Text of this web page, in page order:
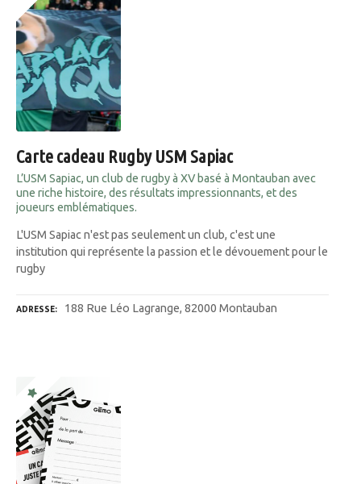
Carte cadeau Rugby USM Sapiac
L’USM Sapiac, un club de rugby à XV basé à Montauban avec
une riche histoire, des résultats impressionnants, et des
joueurs emblématiques.
L'USM Sapiac n'est pas seulement un club, c'est une
institution qui représente la passion et le dévouement pour le
rugby
ADRESSE 188 Rue Léo Lagrange, 82000 Montauban